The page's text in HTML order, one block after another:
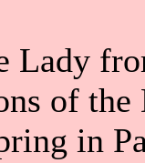
Lady
of the
in